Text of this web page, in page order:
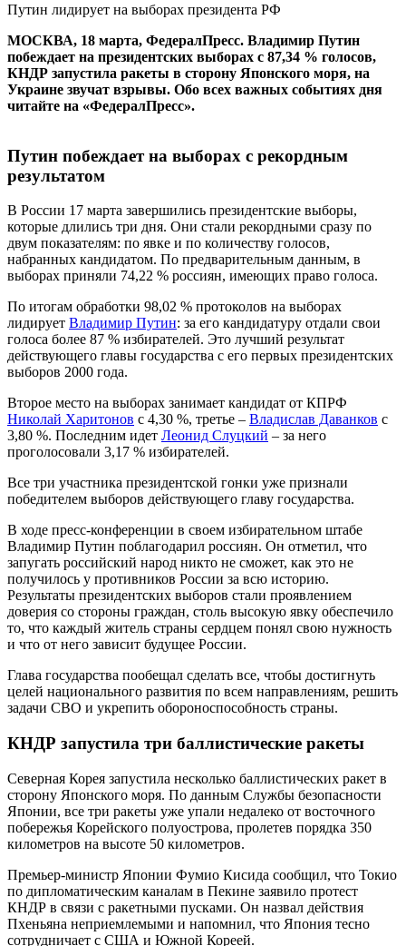
Путин лидирует на выборах президента РФ
МОСКВА, 18 марта, ФедералПресс. Владимир Путин
побеждает на президентских выборах с 87,34 % голосов,
КНДР запустила ракеты в сторону Японского моря, на
Украине звучат взрывы. Обо всех важных событиях дня
читайте на «ФедералПресс».
Путин побеждает на выборах с рекордным
результатом
В России 17 марта завершились президентские выборы,
которые длились три дня. Они стали рекордными сразу по
двум показателям: по явке и по количеству голосов,
набранных кандидатом. По предварительным данным, в
выборах приняли 74,22 % россиян, имеющих право голоса.
По итогам обработки 98,02 % протоколов на выборах
лидирует Владимир Путин: за его кандидатуру отдали свои
голоса более 87 % избирателей. Это лучший результат
действующего главы государства с его первых президентских
выборов 2000 года.
Второе место на выборах занимает кандидат от КПРФ
Николай Харитонов с 4,30 %, третье – Владислав Даванков с
3,80 %. Последним идет Леонид Слуцкий – за него
проголосовали 3,17 % избирателей.
Все три участника президентской гонки уже признали
победителем выборов действующего главу государства.
В ходе пресс-конференции в своем избирательном штабе
Владимир Путин поблагодарил россиян. Он отметил, что
запугать российский народ никто не сможет, как это не
получилось у противников России за всю историю.
Результаты президентских выборов стали проявлением
доверия со стороны граждан, столь высокую явку обеспечило
то, что каждый житель страны сердцем понял свою нужность
и что от него зависит будущее России.
Глава государства пообещал сделать все, чтобы достигнуть
целей национального развития по всем направлениям, решить
задачи СВО и укрепить обороноспособность страны.
КНДР запустила три баллистические ракеты
Северная Корея запустила несколько баллистических ракет в
сторону Японского моря. По данным Службы безопасности
Японии, все три ракеты уже упали недалеко от восточного
побережья Корейского полуострова, пролетев порядка 350
километров на высоте 50 километров.
Премьер-министр Японии Фумио Кисида сообщил, что Токио
по дипломатическим каналам в Пекине заявило протест
КНДР в связи с ракетными пусками. Он назвал действия
Пхеньяна неприемлемыми и напомнил, что Япония тесно
сотрудничает с США и Южной Кореей.